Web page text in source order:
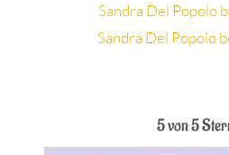
Sandra Del Popolo
Sandra Del Popolo
5 von 5